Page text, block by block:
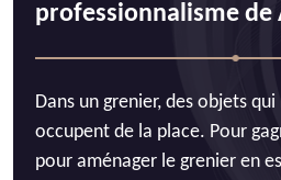
professionnalisme
Dans un grenier, des objets
occupent de la place. Pour
pour aménager le grenier en